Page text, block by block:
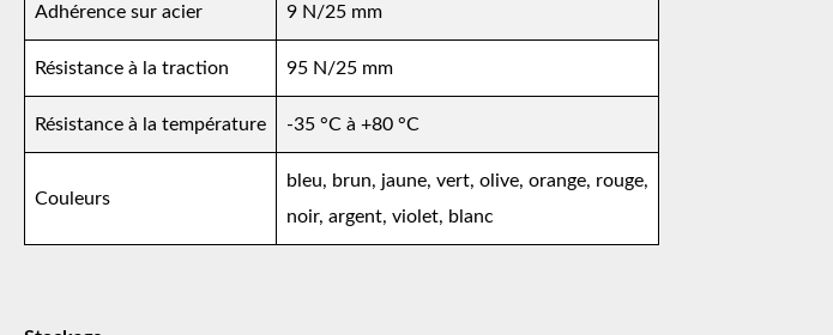
Adhérence sur acier 9 N/25 mm
Résistance à la traction 95 N/25 mm
Résistance à la température -35 °C à +80 °C
Couleurs
bleu, brun, jaune, vert, olive, orange, rouge,
noir, argent, violet, blanc